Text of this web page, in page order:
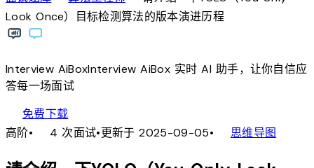
Look Once）目标检测算法的版本演进历程
Interview AiBoxInterviewAiBox实时 AI 助手，让你自信应
答每一场面试
免费下载
高阶• 4 次面试•更新于 2025-09-05• 思维导图